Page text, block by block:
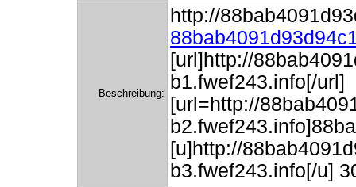
Beschreibung:
http://
[url]http://
b1.fwef243.info[/url]
[url=http://
[u]http://
b3.fwef243.info[/u]